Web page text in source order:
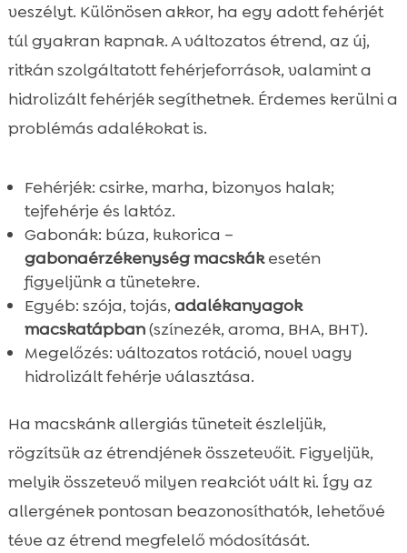
veszélyt. Különösen akkor, ha egy adott fehérjét
túl gyakran kapnak. A változatos étrend, az új,
ritkán szolgáltatott fehérjeforrások, valamint a
hidrolizált fehérjék segíthetnek. Érdemes kerülni a
problémás adalékokat is.
Fehérjék: csirke, marha, bizonyos halak;
tejfehérje és laktóz.
Gabonák: búza, kukorica –
gabonaérzékenység macskákesetén
figyeljünk a tünetekre.
Egyéb: szója, tojás, adalékanyagok
macskatápban(színezék, aroma, BHA, BHT).
Megelőzés: változatos rotáció, novel vagy
hidrolizált fehérje választása.
Ha macskánk allergiás tüneteit észleljük,
rögzítsük az étrendjének összetevőit. Figyeljük,
melyik összetevő milyen reakciót vált ki. Így az
allergének pontosan beazonosíthatók, lehetővé
téve az étrend megfelelő módosítását.